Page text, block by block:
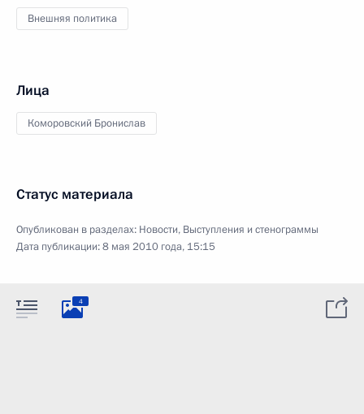
Внешняя политика
Лица
Коморовский Бронислав
Статус материала
Опубликован в разделах: Новости, Выступления и стенограммы
Дата публикации:8 мая 2010 года, 15:15
4